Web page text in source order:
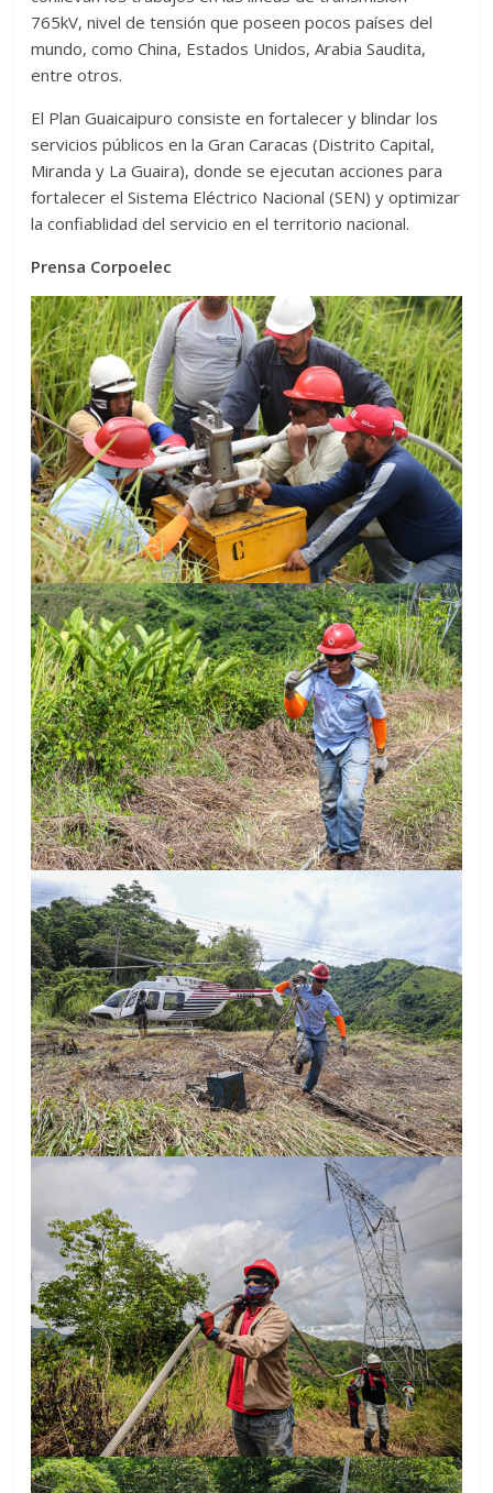
765kV, nivel de tensión que poseen pocos países del
mundo, como China, Estados Unidos, Arabia Saudita,
entre otros.
El Plan Guaicaipuro consiste en fortalecer y blindar los
servicios públicos en la Gran Caracas (Distrito Capital,
Miranda y La Guaira), donde se ejecutan acciones para
fortalecer el Sistema Eléctrico Nacional (SEN) y optimizar
la confiablidad del servicio en el territorio nacional.
Prensa Corpoelec